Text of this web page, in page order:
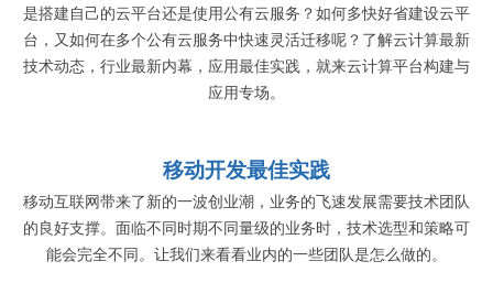
是搭建自己的云平台还是使用公有云服务？如何多快好省建设云平
台，又如何在多个公有云服务中快速灵活迁移呢？了解云计算最新
技术动态，行业最新内幕，应用最佳实践，就来云计算平台构建与
应用专场。
移动开发最佳实践
移动互联网带来了新的一波创业潮，业务的飞速发展需要技术团队
的良好支撑。面临不同时期不同量级的业务时，技术选型和策略可
能会完全不同。让我们来看看业内的一些团队是怎么做的。